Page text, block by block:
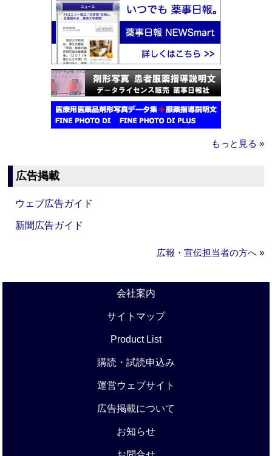
もっと見る »
広告掲載
ウェブ広告ガイド
新聞広告ガイド
広報・宣伝担当者の方へ »
会社案内
サイトマップ
Product List
購読・試読申込み
運営ウェブサイト
広告掲載について
お知らせ